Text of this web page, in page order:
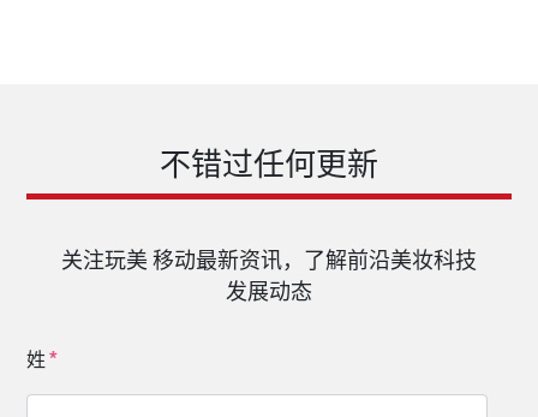
不错过任何更新
关注玩美 移动最新资讯，了解前沿美妆科技
发展动态
姓